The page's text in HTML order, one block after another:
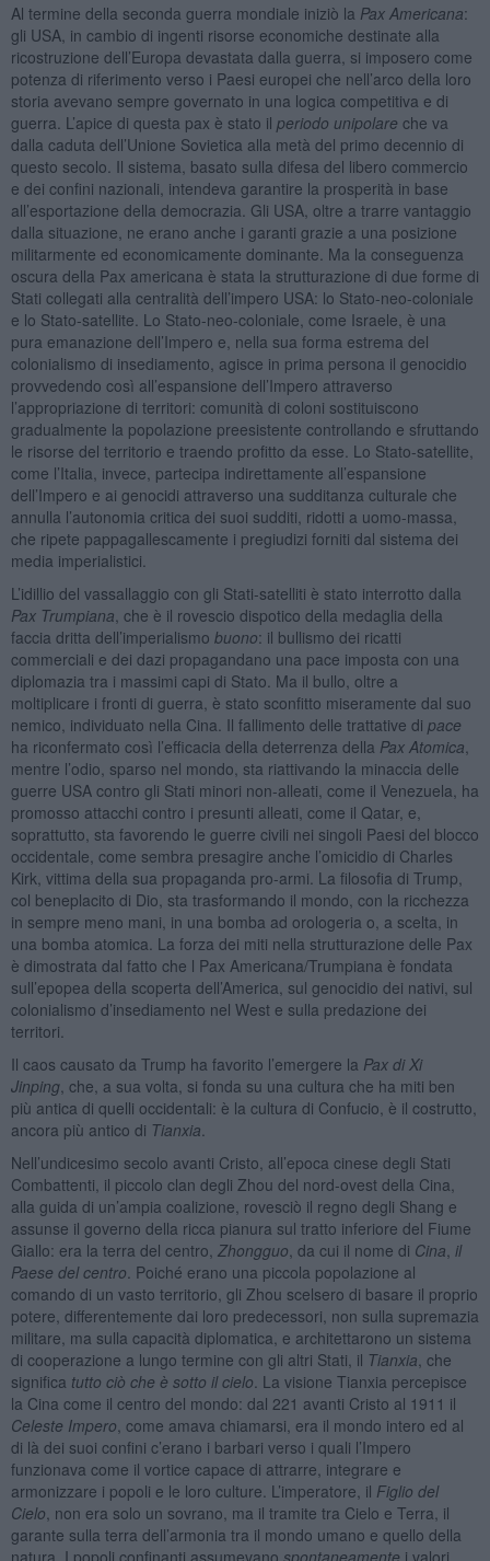
Al termine della seconda guerra mondiale iniziò la Pax Americana:
gli USA, in cambio di ingenti risorse economiche destinate alla
ricostruzione dell’Europa devastata dalla guerra, si imposero come
potenza di riferimento verso i Paesi europei che nell’arco della loro
storia avevano sempre governato in una logica competitiva e di
guerra. L’apice di questa pax è stato il periodo unipolare che va
dalla caduta dell’Unione Sovietica alla metà del primo decennio di
questo secolo. Il sistema, basato sulla difesa del libero commercio
e dei confini nazionali, intendeva garantire la prosperità in base
all’esportazione della democrazia. Gli USA, oltre a trarre vantaggio
dalla situazione, ne erano anche i garanti grazie a una posizione
militarmente ed economicamente dominante. Ma la conseguenza
oscura della Pax americana è stata la strutturazione di due forme di
Stati collegati alla centralità dell’impero USA: lo Stato-neo-coloniale
e lo Stato-satellite. Lo Stato-neo-coloniale, come Israele, è una
pura emanazione dell’Impero e, nella sua forma estrema del
colonialismo di insediamento, agisce in prima persona il genocidio
provvedendo così all’espansione dell’Impero attraverso
l’appropriazione di territori: comunità di coloni sostituiscono
gradualmente la popolazione preesistente controllando e sfruttando
le risorse del territorio e traendo profitto da esse. Lo Stato-satellite,
come l’Italia, invece, partecipa indirettamente all’espansione
dell’Impero e ai genocidi attraverso una sudditanza culturale che
annulla l’autonomia critica dei suoi sudditi, ridotti a uomo-massa,
che ripete pappagallescamente i pregiudizi forniti dal sistema dei
media imperialistici.
L’idillio del vassallaggio con gli Stati-satelliti è stato interrotto dalla
Pax Trumpiana , che è il rovescio dispotico della medaglia della
faccia dritta dell’imperialismo buono: il bullismo dei ricatti
commerciali e dei dazi propagandano una pace imposta con una
diplomazia tra i massimi capi di Stato. Ma il bullo, oltre a
moltiplicare i fronti di guerra, è stato sconfitto miseramente dal suo
nemico, individuato nella Cina. Il fallimento delle trattative di pace
ha riconfermato così l’efficacia della deterrenza della Pax Atomica
mentre l’odio, sparso nel mondo, sta riattivando la minaccia delle
guerre USA contro gli Stati minori non-alleati, come il Venezuela, ha
promosso attacchi contro i presunti alleati, come il Qatar, e,
soprattutto, sta favorendo le guerre civili nei singoli Paesi del blocco
occidentale, come sembra presagire anche l’omicidio di Charles
Kirk, vittima della sua propaganda pro-armi. La filosofia di Trump,
col beneplacito di Dio, sta trasformando il mondo, con la ricchezza
in sempre meno mani, in una bomba ad orologeria o, a scelta, in
una bomba atomica. La forza dei miti nella strutturazione delle Pax
è dimostrata dal fatto che l Pax Americana/Trumpiana è fondata
sull’epopea della scoperta dell’America, sul genocidio dei nativi, sul
colonialismo d’insediamento nel West e sulla predazione dei
territori.
Il caos causato da Trump ha favorito l’emergere la Pax di Xi
Jinping, che, a sua volta, si fonda su una cultura che ha miti ben
più antica di quelli occidentali: è la cultura di Confucio, è il costrutto,
ancora più antico di Tianxia
Nell’undicesimo secolo avanti Cristo, all’epoca cinese degli Stati
Combattenti, il piccolo clan degli Zhou del nord-ovest della Cina,
alla guida di un’ampia coalizione, rovesciò il regno degli Shang e
assunse il governo della ricca pianura sul tratto inferiore del Fiume
Giallo: era la terra del centro, Zhongguo , da cui il nome di Cina il
Paese del centro . Poiché erano una piccola popolazione al
comando di un vasto territorio, gli Zhou scelsero di basare il proprio
potere, differentemente dai loro predecessori, non sulla supremazia
militare, ma sulla capacità diplomatica, e architettarono un sistema
di cooperazione a lungo termine con gli altri Stati, il Tianxia , che
significa tutto ciò che è sotto il cielo . La visione Tianxia percepisce
la Cina come il centro del mondo: dal 221 avanti Cristo al 1911 il
Celeste Impero , come amava chiamarsi, era il mondo intero ed al
di là dei suoi confini c’erano i barbari verso i quali l’Impero
funzionava come il vortice capace di attrarre, integrare e
armonizzare i popoli e le loro culture. L’imperatore, il Figlio del
Cielo , non era solo un sovrano, ma il tramite tra Cielo e Terra, il
garante sulla terra dell’armonia tra il mondo umano e quello della
natura. I popoli confinanti assumevano spontaneamente i valori